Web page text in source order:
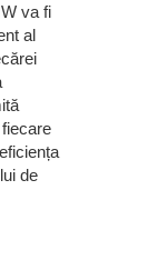
va fi
al
de